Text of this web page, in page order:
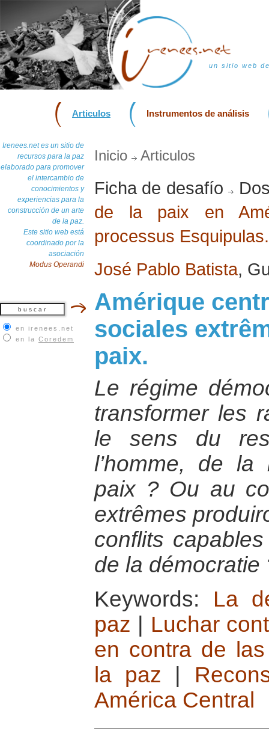
un sitio web
Articulos Instrumentos de análisis
Irenees.net es un sitio de
recursos para la paz
elaborado para promover
el intercambio de
conocimientos y
experiencias para la
construcción de un arte
de la paz.
Este sitio web está
coordinado por la
asociación
Modus Operandi
en irenees.net
en la Coredem
Inicio Articulos
Ficha de desafío
de la paix en
processus Esquipulas.
José Pablo Batista,
Amérique
sociales
paix.
Le régime
transformer les
le sens du
l’homme, de
paix ? Ou au
extrêmes
conflits
de la démocratie
Keywords: La
paz
Luchar
en contra de
la paz
América Central